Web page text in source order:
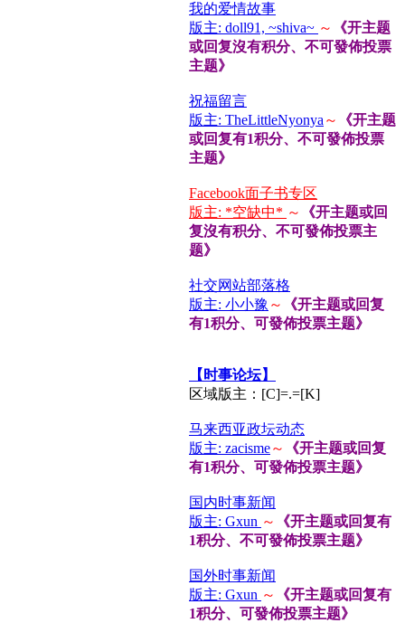
我的爱情故事
版主: doll91, ~shiva~ ～
《开主题
或回复沒有积分、不可發佈投票
主题》
祝福留言
版主: TheLittleNyonya ～
《开主题
或回复有1积分、不可發佈投票
主题》
Facebook面子书专区
版主: *空缺中* ～
《开主题或回
复沒有积分、不可發佈投票主
题》
社交网站部落格
版主: 小小豫 ～
《开主题或回复
有1积分、可發佈投票主题》
【时事论坛】
区域版主：[C]=.=[K]
马来西亚政坛动态
版主: zacisme～
《开主题或回复
有1积分、可發佈投票主题》
国内时事新闻
版主: Gxun ～
《开主题或回复有
1积分、不可發佈投票主题》
国外时事新闻
版主: Gxun ～
《开主题或回复有
1积分、可發佈投票主题》